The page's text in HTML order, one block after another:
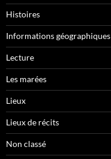
Histoires
Informations géographiques
Lecture
Les marées
Lieux
Lieux de récits
Non classé